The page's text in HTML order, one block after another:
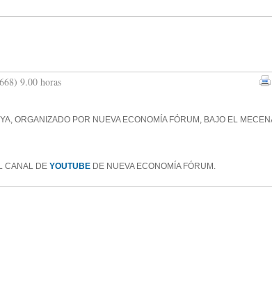
9.00 horas
ORGANIZADO POR NUEVA ECONOMÍA FÓRUM, BAJO EL
CANAL DE YOUTUBE DE NUEVA ECONOMÍA FÓRUM.